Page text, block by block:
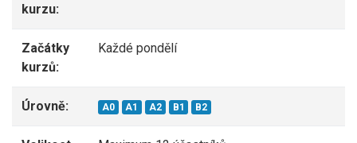
kurzu:
Začátky
kurzů:
Každé pondělí
Úrovně: A0 A1 A2 B1 B2